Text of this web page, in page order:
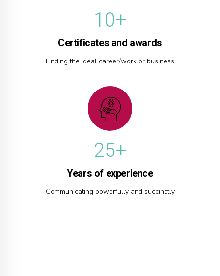
1
2
3
5
6
7
8
9
0
0+
Certificates and awards
Finding the ideal career/work or business
0
1
2
3
4
0
2
3
4
5
6
7
+
Years of experience
Communicating powerfully and succinctly